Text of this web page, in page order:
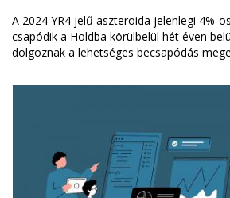
A 2024 YR4 jelű aszteroida jelenlegi 4%-
csapódik a Holdba körülbelül hét éven
dolgoznak a lehetséges becsapódás